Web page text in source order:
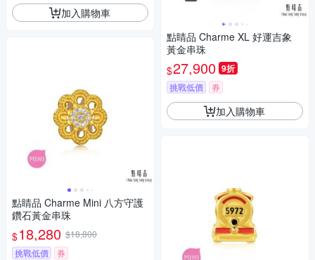
加入購物車
點睛品 Charme Mini 八方守護
鑽石黃金串珠
$18,280 $18,800
挑戰低價
券
點睛品 Charme XL 好運吉象
黃金串珠
$27,900 9折
挑戰低價 券
加入購物車